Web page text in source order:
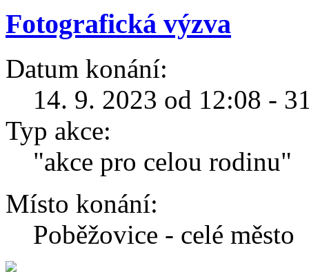
Fotografická výzva
Datum konání:
14. 9. 2023 od 12:08 -
Typ akce:
"akce pro celou rodinu"
Místo konání:
Poběžovice - celé město